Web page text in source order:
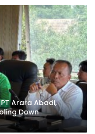
Arara Abadi,
Down